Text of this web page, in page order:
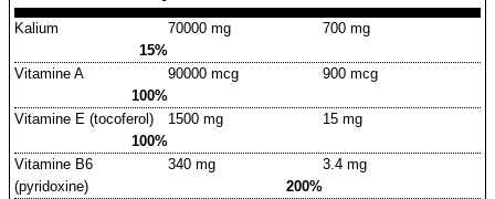
Kalium
70000 mg
700 mg
15%
Vitamine A
90000 mcg
900 mcg
100%
Vitamine E (tocoferol)
1500 mg
15 mg
100%
Vitamine B6
(pyridoxine)
340 mg
3.4 mg
200%